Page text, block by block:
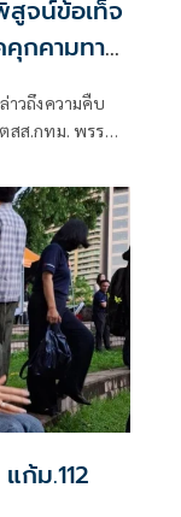
จน์ข้อเท็จ
กคามทาง
าวถึงความคืบ
ส.กทม. พรรค
า เพื่อเปิดพื้นที่
ปลอดภัยที่สุด
ก้ม.112